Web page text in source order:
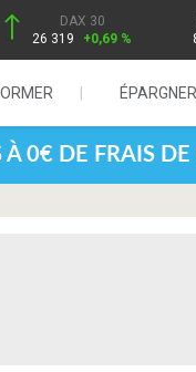
DAX 30
26 319
+0,69 %
ÉPARGNER
0€ DE FRAIS